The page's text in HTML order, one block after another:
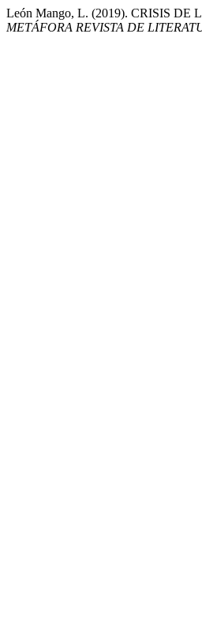
León Mango, L. (2019). CRISIS
METÁFORA REVISTA DE